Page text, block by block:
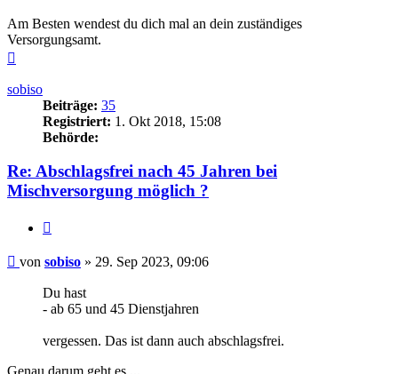
Am Besten wendest du dich mal an dein zuständiges
Versorgungsamt.
sobiso
Beiträge: 35
Registriert: 1. Okt 2018, 15:08
Behörde:
Re: Abschlagsfrei nach 45 Jahren bei
Mischversorgung möglich ?
Beitrag
von sobiso » 29. Sep 2023, 09:06
Du hast
- ab 65 und 45 Dienstjahren
vergessen. Das ist dann auch abschlagsfrei.
Genau darum geht es ...